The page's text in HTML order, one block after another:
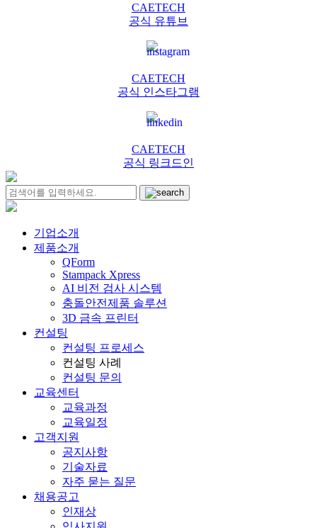
CAETECH
공식 유튜브
CAETECH
공식 인스타그램
CAETECH
공식 링크드인
기업소개
제품소개
QForm
Stampack Xpress
AI 비전 검사 시스템
충돌안전제품 솔루션
3D 금속 프린터
컨설팅
컨설팅 프로세스
컨설팅 사례
컨설팅 문의
교육센터
교육과정
교육일정
고객지원
공지사항
기술자료
자주 묻는 질문
채용공고
인재상